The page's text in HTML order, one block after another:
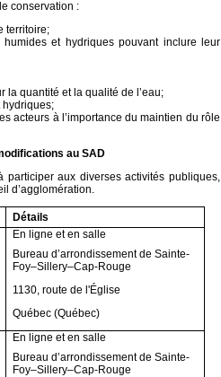
conservation :
territoire;
et hydriques pouvant inclure leur
la quantité et la qualité de l’eau;
hydriques;
acteurs à l’importance du maintien du rôle
au SAD
participer aux diverses activités publiques,
d’agglomération.
Détails
En ligne et en salle
Bureau d’arrondissement de Sainte-
Foy–Sillery–Cap-Rouge
1130, route de l'Église
Québec (Québec)
En ligne et en salle
Bureau d’arrondissement de Sainte-
Foy–Sillery–Cap-Rouge